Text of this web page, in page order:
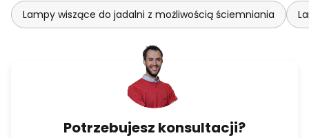
Lampy wiszące do jadalni z możliwością ściemniania
Potrzebujesz konsultacji?